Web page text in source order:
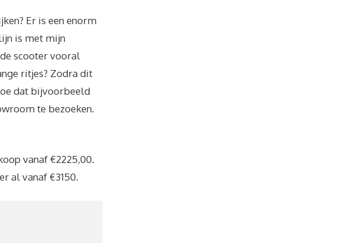
Er is een enorm
is met mijn
scooter vooral
ritjes? Zodra dit
dat bijvoorbeeld
te bezoeken.
vanaf €2225,00.
al vanaf €3150.